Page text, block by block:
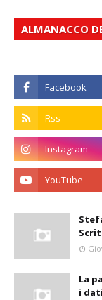
ALMANACCO
La
i